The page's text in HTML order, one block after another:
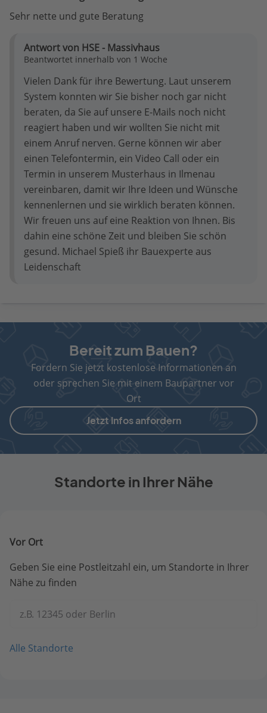
Sehr nette und gute Beratung
Antwort von HSE - Massivhaus
Beantwortet innerhalb von 1 Woche
Vielen Dank für ihre Bewertung. Laut unserem
System konnten wir Sie bisher noch gar nicht
beraten, da Sie auf unsere E-Mails noch nicht
reagiert haben und wir wollten Sie nicht mit
einem Anruf nerven. Gerne können wir aber
einen Telefontermin, ein Video Call oder ein
Termin in unserem Musterhaus in Ilmenau
vereinbaren, damit wir Ihre Ideen und Wünsche
kennenlernen und sie wirklich beraten können.
Wir freuen uns auf eine Reaktion von Ihnen. Bis
dahin eine schöne Zeit und bleiben Sie schön
gesund. Michael Spieß ihr Bauexperte aus
Leidenschaft
Bereit zum Bauen?
Fordern Sie jetzt kostenlose Informationen an
oder sprechen Sie mit einem Baupartner vor
Ort
Jetzt Infos anfordern
Standorte in Ihrer Nähe
Vor Ort
Geben Sie eine Postleitzahl ein, um Standorte in Ihrer
Nähe zu finden
z.B. 12345 oder Berlin
Alle Standorte